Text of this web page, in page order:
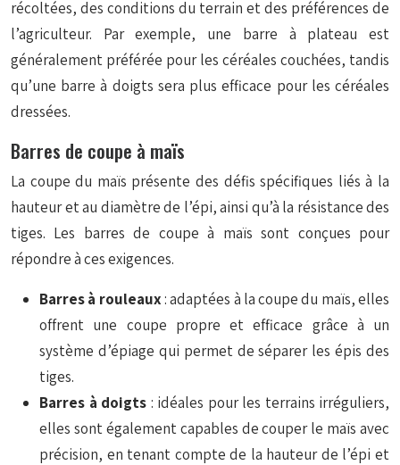
récoltées, des conditions du terrain et des préférences de
l’agriculteur. Par exemple, une barre à plateau est
généralement préférée pour les céréales couchées, tandis
qu’une barre à doigts sera plus efficace pour les céréales
dressées.
Barres de coupe à maïs
La coupe du maïs présente des défis spécifiques liés à la
hauteur et au diamètre de l’épi, ainsi qu’à la résistance des
tiges. Les barres de coupe à maïs sont conçues pour
répondre à ces exigences.
Barres à rouleaux: adaptées à la coupe du maïs, elles
offrent une coupe propre et efficace grâce à un
système d’épiage qui permet de séparer les épis des
tiges.
Barres à doigts : idéales pour les terrains irréguliers,
elles sont également capables de couper le maïs avec
précision, en tenant compte de la hauteur de l’épi et